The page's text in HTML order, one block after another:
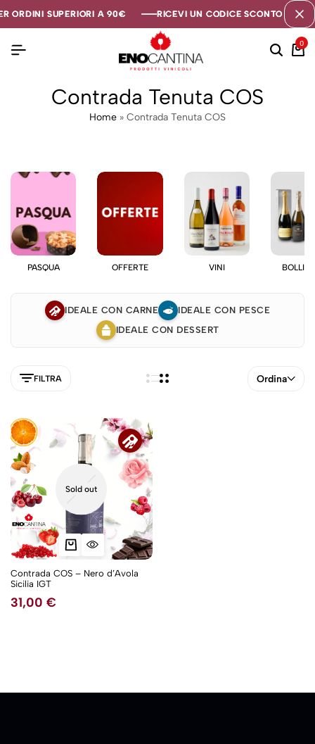
ORDINI SUPERIORI A 90€ RICEVI UN CODICE SCONTO DI 5€
ORDINI SUPERIORI A 90€ RICEVI UN CODICE SCONTO DI 5€
ORDINI SUPERIORI A 90€ RICEVI UN CODICE SCONTO DI 5€
0
Contrada Tenuta COS
Home » Contrada Tenuta COS
PASQUA OFFERTE VINI
IDEALE CON CARNE
IDEALE CON PESCE
IDEALE CON DESSERT
FILTRA Ordina
Sold out
Contrada COS – Nero d’Avola
Sicilia IGT
31,00 €
5NEW